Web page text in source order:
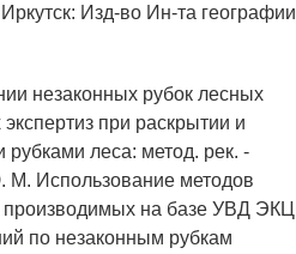
Изд-во Ин-та географии
незаконных рубок лесных
при раскрытии и
леса: метод. рек. -
М. Использование методов
производимых на базе УВД ЭКЦ
по незаконным рубкам